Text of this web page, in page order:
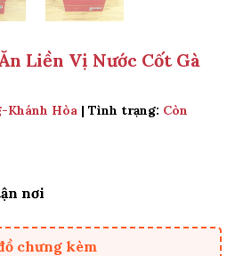
Liền Vị Nước Cốt Gà
Khánh Hòa | Tình trạng: Còn
nơi
chưng kèm